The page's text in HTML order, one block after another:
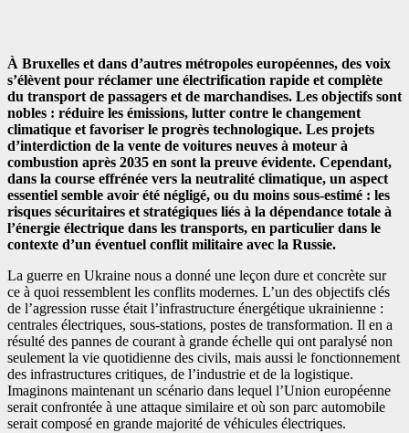
À Bruxelles et dans d’autres métropoles européennes, des voix
s’élèvent pour réclamer une électrification rapide et complète
du transport de passagers et de marchandises. Les objectifs sont
nobles : réduire les émissions, lutter contre le changement
climatique et favoriser le progrès technologique. Les projets
d’interdiction de la vente de voitures neuves à moteur à
combustion après 2035 en sont la preuve évidente. Cependant,
dans la course effrénée vers la neutralité climatique, un aspect
essentiel semble avoir été négligé, ou du moins sous-estimé : les
risques sécuritaires et stratégiques liés à la dépendance totale à
l’énergie électrique dans les transports, en particulier dans le
contexte d’un éventuel conflit militaire avec la Russie.
La guerre en Ukraine nous a donné une leçon dure et concrète sur
ce à quoi ressemblent les conflits modernes. L’un des objectifs clés
de l’agression russe était l’infrastructure énergétique ukrainienne :
centrales électriques, sous-stations, postes de transformation. Il en a
résulté des pannes de courant à grande échelle qui ont paralysé non
seulement la vie quotidienne des civils, mais aussi le fonctionnement
des infrastructures critiques, de l’industrie et de la logistique.
Imaginons maintenant un scénario dans lequel l’Union européenne
serait confrontée à une attaque similaire et où son parc automobile
serait composé en grande majorité de véhicules électriques.